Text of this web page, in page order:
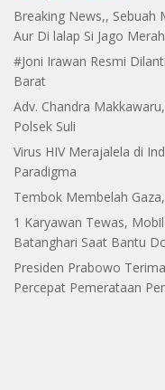
Breaking News,, Sebuah
Aur Di lalap Si Jago
#Joni Irawan Resmi
Barat
Adv. Chandra
Polsek Suli
Virus HIV Merajalela di
Paradigma
Tembok Membelah
1 Karyawan Tewas,
Batanghari Saat Bantu
Presiden Prabowo
Percepat Pemerataan